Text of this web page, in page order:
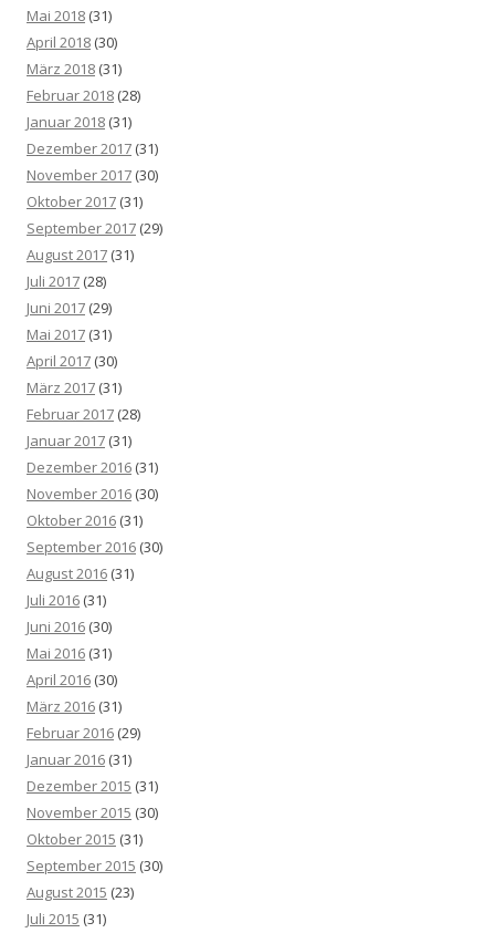
Mai 2018 (31)
April 2018 (30)
März 2018 (31)
Februar 2018 (28)
Januar 2018 (31)
Dezember 2017 (31)
November 2017 (30)
Oktober 2017 (31)
September 2017 (29)
August 2017 (31)
Juli 2017 (28)
Juni 2017 (29)
Mai 2017 (31)
April 2017 (30)
März 2017 (31)
Februar 2017 (28)
Januar 2017 (31)
Dezember 2016 (31)
November 2016 (30)
Oktober 2016 (31)
September 2016 (30)
August 2016 (31)
Juli 2016 (31)
Juni 2016 (30)
Mai 2016 (31)
April 2016 (30)
März 2016 (31)
Februar 2016 (29)
Januar 2016 (31)
Dezember 2015 (31)
November 2015 (30)
Oktober 2015 (31)
September 2015 (30)
August 2015 (23)
Juli 2015 (31)